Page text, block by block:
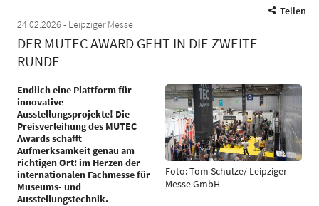
Teilen
24.02.2026
Leipziger Messe
DER MUTEC AWARD GEHT IN DIE ZWEITE
RUNDE
Endlich eine Plattform für
innovative
Ausstellungsprojekte! Die
Preisverleihung des MUTEC
Awards schafft
Aufmerksamkeit genau am
richtigen Ort: im Herzen der
internationalen Fachmesse für
Museums- und
Ausstellungstechnik.
Foto: Tom Schulze/ Leipziger
Messe GmbH